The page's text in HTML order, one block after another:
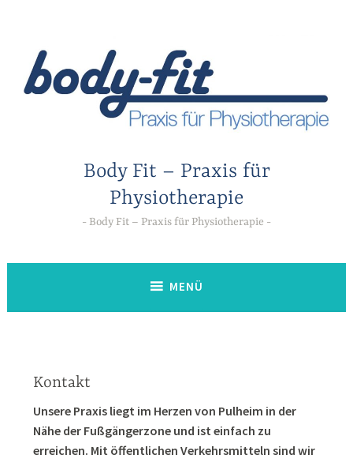
springen
Body Fit – Praxis für
Physiotherapie
Body Fit – Praxis für Physiotherapie
MENÜ
Kontakt
Unsere Praxis liegt im Herzen von Pulheim in der
Nähe der Fußgängerzone und ist einfach zu
erreichen. Mit öffentlichen Verkehrsmitteln sind wir